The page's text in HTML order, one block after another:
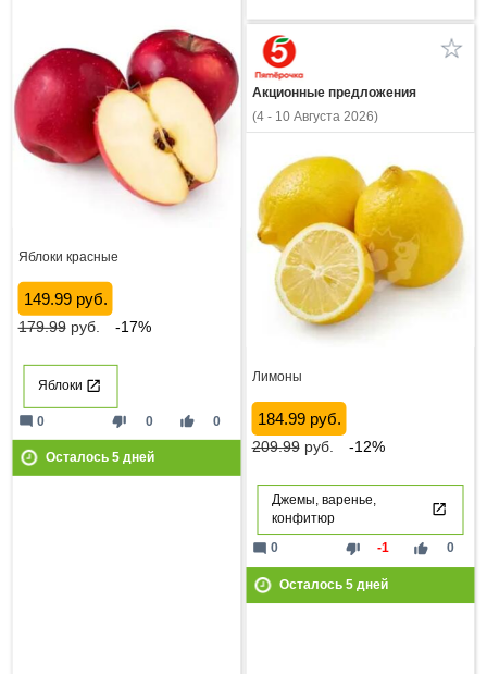
Яблоки красные
149.99 руб.
179.99руб. -17%
Яблоки
thumb_down 0 thumb_up 0
mode_comment 0
Осталось 5дней
Акционные предложения
(4 - 10 Августа 2026)
Лимоны
184.99 руб.
209.99руб. -12%
Джемы, варенье,
конфитюр
thumb_down -1 thumb_up 0
mode_comment 0
Осталось 5дней